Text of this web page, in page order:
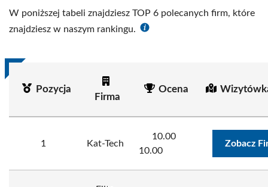
W poniższej tabeli znajdziesz TOP 6 polecanych firm, które
znajdziesz w naszym rankingu.
Pozycja
Firma
Ocena
1 Kat-Tech
10.00
10.00
Zobacz